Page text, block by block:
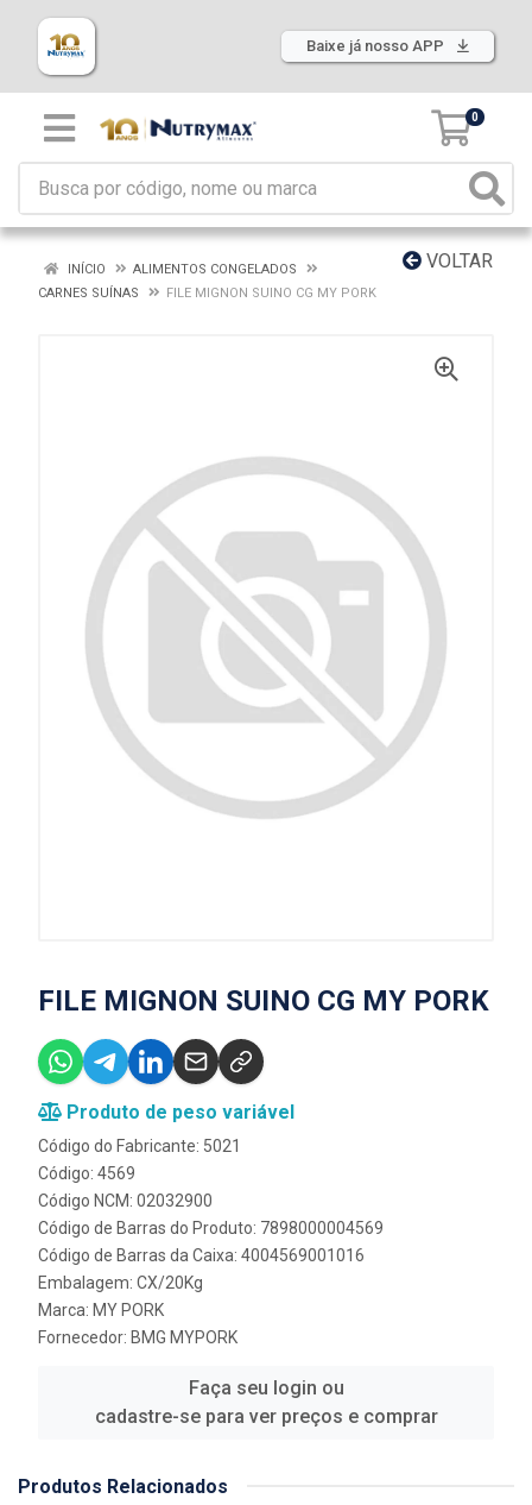
Baixe já nosso APP
0
VOLTAR
INÍCIO
ALIMENTOS CONGELADOS
CARNES SUÍNAS
FILE MIGNON SUINO CG MY PORK
FILE MIGNON SUINO CG MY PORK
Produto de peso variável
Código do Fabricante: 5021
Código: 4569
Código NCM: 02032900
Código de Barras do Produto: 7898000004569
Código de Barras da Caixa: 4004569001016
Embalagem: CX/20Kg
Marca: MY PORK
Fornecedor: BMG MYPORK
Faça seu login ou
cadastre-se para ver preços e comprar
Produtos Relacionados